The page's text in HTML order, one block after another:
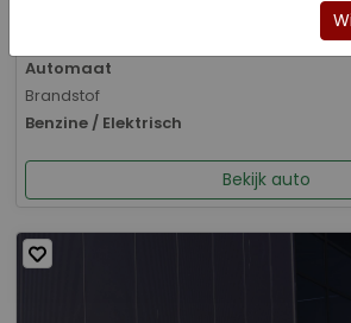
Automaat
Brandstof
Benzine / Elektrisch
Bekijk auto